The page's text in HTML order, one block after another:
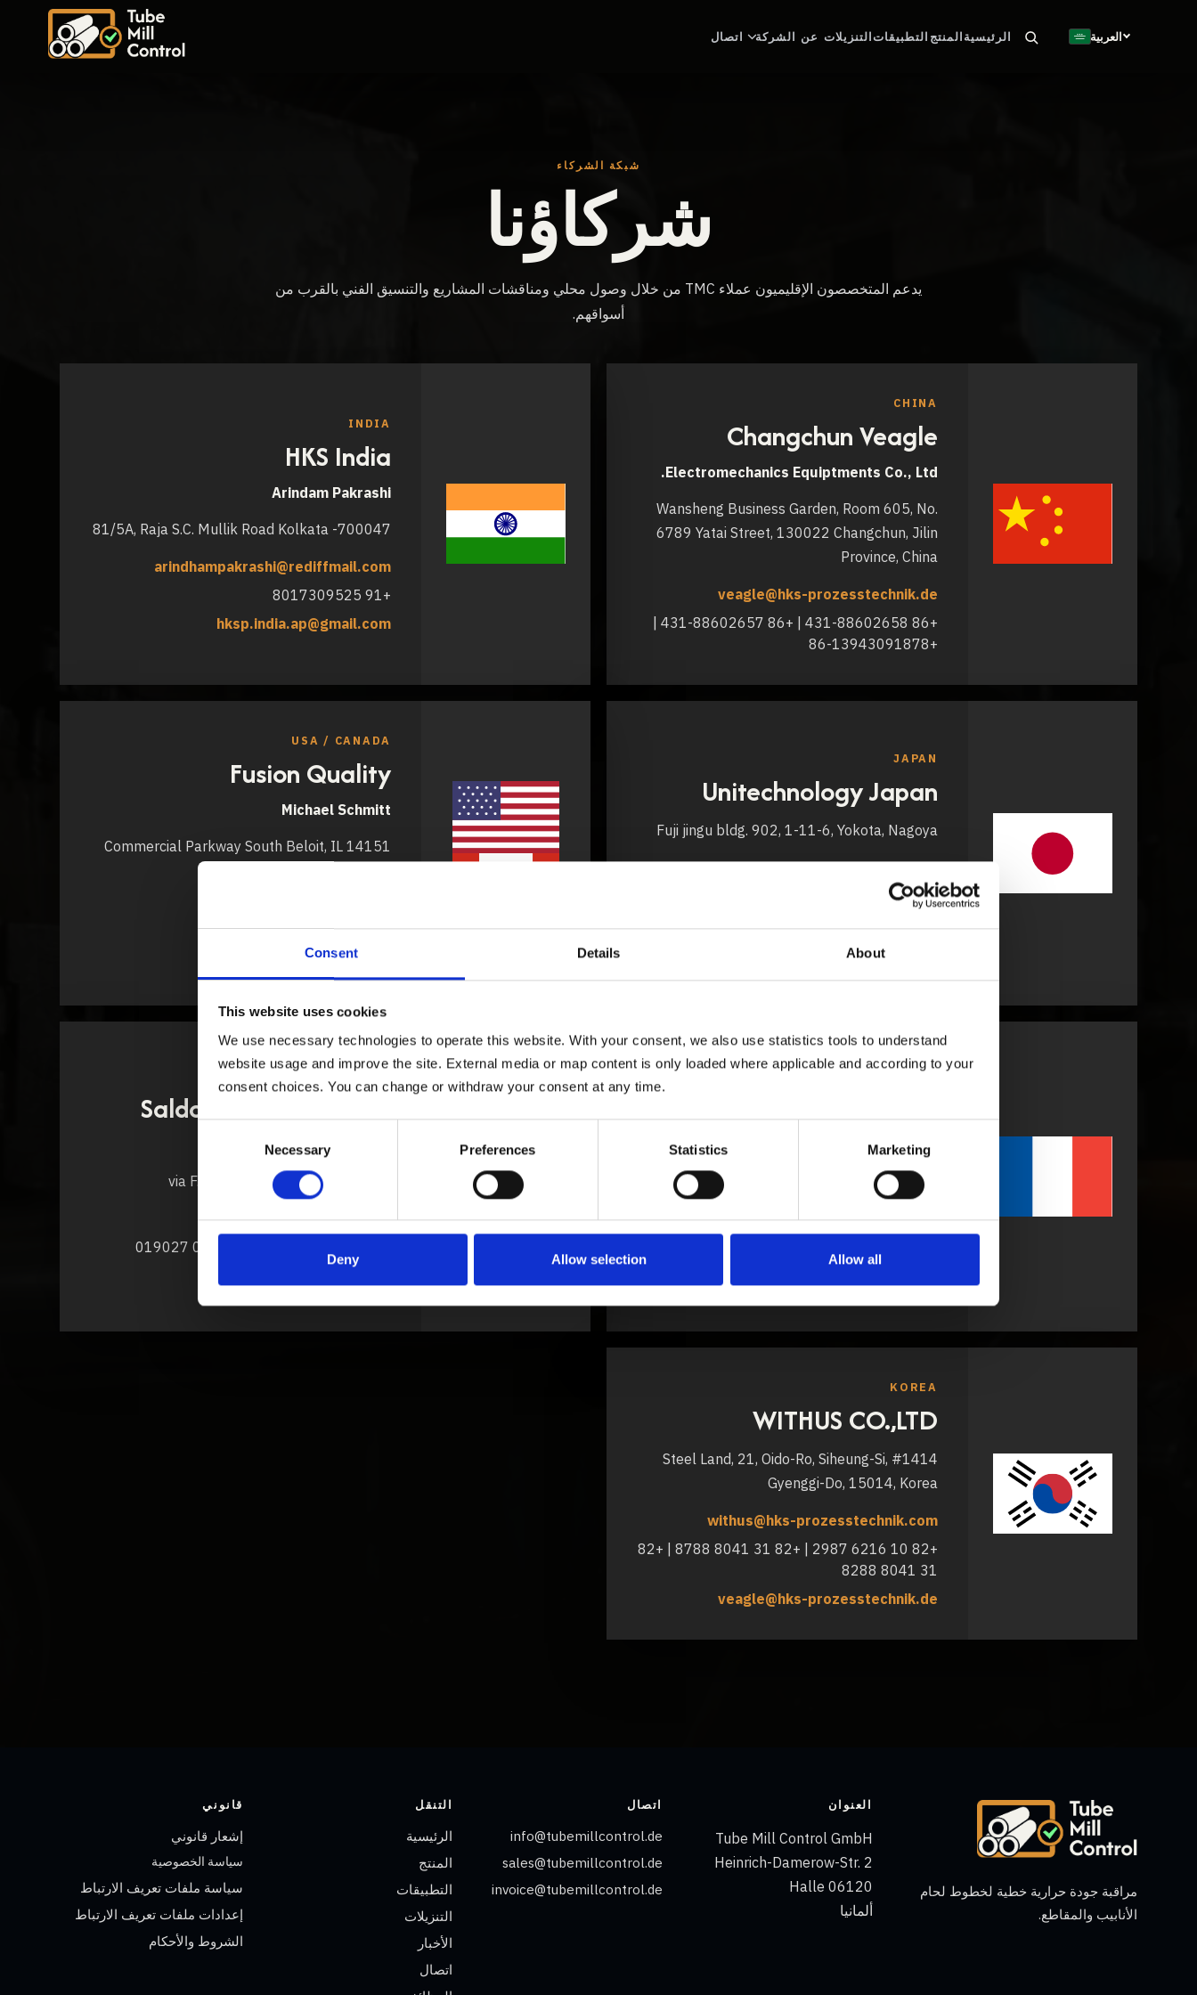
Consent Details About
This website uses cookies
We use necessary technologies to operate this website. With your consent, we also use statistics tools to understand
website usage and improve the site. External media or map content is only loaded where applicable and according to your
consent choices. You can change or withdraw your consent at any time.
Necessary Preferences Statistics Marketing
Deny Allow selection Allow all
الرئيسيةالمنتج التطبيقاتالتنزيلات عن الشركة اتصال 🇸🇦
العربية
شبكة الشركاء
شركاؤنا
يدعم المتخصصون الإقليميون عملاء TMC من خلال وصول محلي ومناقشات المشاريع والتنسيق الفني بالقرب من
أسواقهم.
CHINA
Changchun Veagle
Electromechanics Equiptments Co., Ltd.
Wansheng Business Garden, Room 605, No.
6789 Yatai Street, 130022 Changchun, Jilin
Province, China
veagle@hks-prozesstechnik.de
+86 431-88602658 | +86 431-88602657 |
+86-13943091878
INDIA
HKS India
Arindam Pakrashi
81/5A, Raja S.C. Mullik Road Kolkata -700047
arindhampakrashi@rediffmail.com
+91 8017309525
hksp.india.ap@gmail.com
JAPAN
Unitechnology Japan
Fuji jingu bldg. 902, 1-11-6, Yokota, Nagoya
katsuhiro.seki@unitechnology.biz
www.unitechnology.biz
USA / CANADA
Fusion Quality
Michael Schmitt
14151 Commercial Parkway South Beloit, IL
www.fusionquality.com
SANA
lille@sana.tm.fr
+33 3 28 29 68 68
www.sana.fr
ITALY
Saldobraz Engineering
Srl Paolo Maggiora
via F.Coppi 11 I-10043 Orbassano
saldobraz@saldobraz.it
KOREA
WITHUS CO.,LTD
#1414 Steel Land, 21, Oido-Ro, Siheung-Si,
Gyenggi-Do, 15014, Korea
withus@hks-prozesstechnik.com
+82 10 6216 2987 | +82 31 8041 8788 | +82
31 8041 8288
veagle@hks-prozesstechnik.de
مراقبة جودة حرارية خطية لخطوط لحام
الأنابيب والمقاطع.
العنوان
Tube Mill Control GmbH
Heinrich-Damerow-Str. 2
06120 Halle
ألمانيا
اتصال
info@tubemillcontrol.de
sales@tubemillcontrol.de
invoice@tubemillcontrol.de
التنقل
الرئيسية
المنتج
التطبيقات
التنزيلات
الأخبار
اتصال
قانوني
إشعار قانوني
سياسة الخصوصية
سياسة ملفات تعريف الارتباط
إعدادات ملفات تعريف الارتباط
الشروط والأحكام